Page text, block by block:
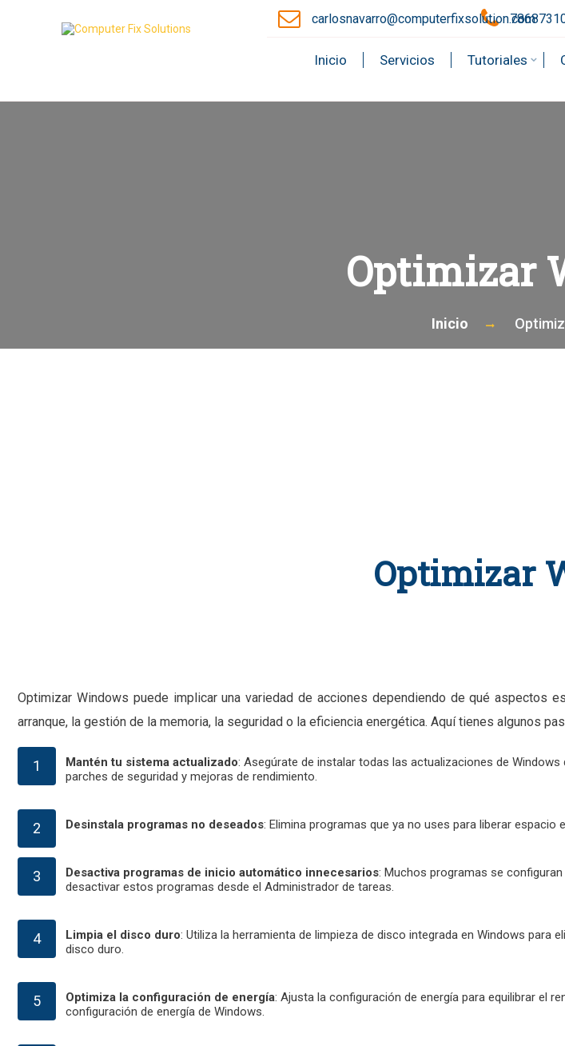
carlosnavarro@computerfixsolution.com
Inicio Servicios Tutoriales
Optimizar
Inicio
Optimizar
Optimizar Windows puede implicar una variedad de acciones dependiendo de qué
arranque, la gestión de la memoria, la seguridad o la eficiencia energética. Aquí tienes algunos
Mantén tu sistema actualizado: Asegúrate de instalar todas las actualizaciones de
parches de seguridad y mejoras de rendimiento.
Desinstala programas no deseados: Elimina programas que ya no uses para liberar
Desactiva programas de inicio automático innecesarios: Muchos programas se
desactivar estos programas desde el Administrador de tareas.
Limpia el disco duro: Utiliza la herramienta de limpieza de disco integrada en Windows
disco duro.
Optimiza la configuración de energía: Ajusta la configuración de energía para equilibrar el
configuración de energía de Windows.